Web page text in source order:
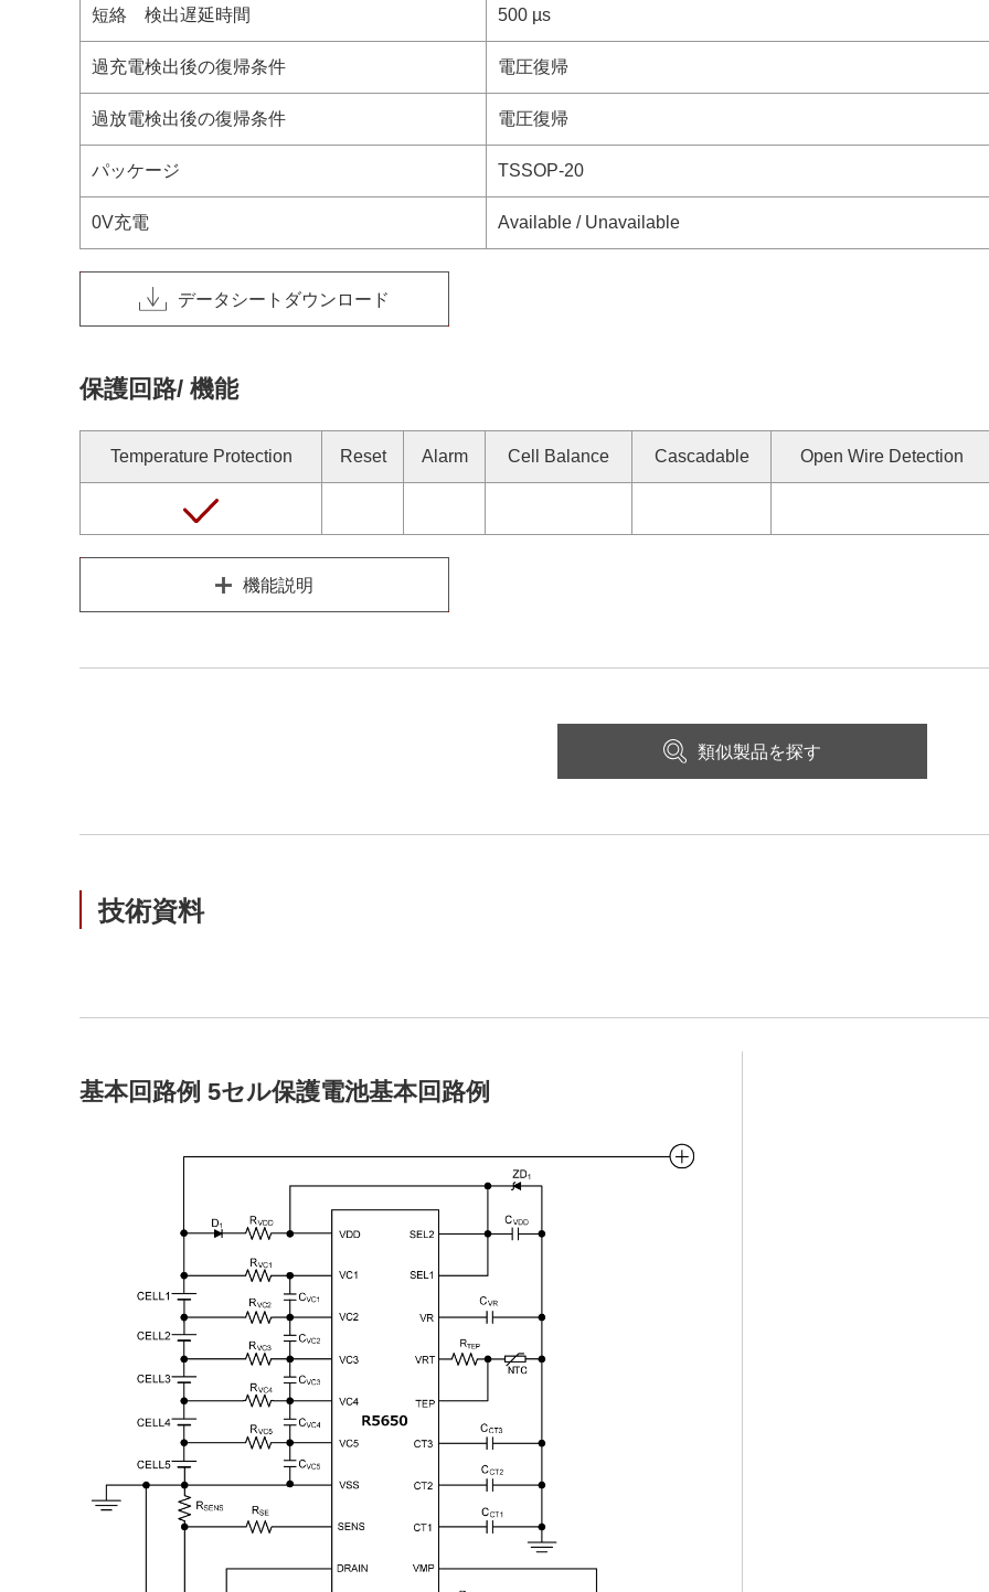
短絡 検出遅延時間 500 µs
過充電検出後の復帰条件 電圧復帰
過放電検出後の復帰条件 電圧復帰
パッケージ TSSOP-20
0V充電 Available / Unavailable
データシートダウンロード
保護回路/ 機能
Temperature Protection Reset Alarm Cell Balance Cascadable Open Wire Detection
機能説明
類似製品を探す
技術資料
基本回路例 5セル保護電池基本回路例